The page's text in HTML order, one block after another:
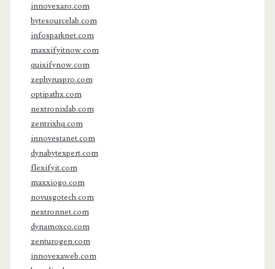
innovexaro.com
bytesourcelab.com
infosparknet.com
maxxifyitnow.com
quixifynow.com
zephyruspro.com
optipathx.com
nextronixlab.com
zentrixhq.com
innovestanet.com
dynabytexpert.com
flexifyit.com
maxxiogo.com
novusgotech.com
nextronnet.com
dynamoxco.com
zenturogen.com
innovexaweb.com